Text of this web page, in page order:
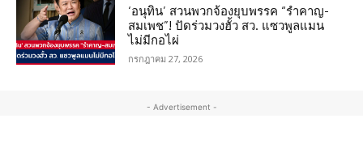
‘อนุทิน’ สวนพวกจ้องยุบพรรค “รำคาญ-
สมเพช”! ปัดร่วมวงฮั้ว สว. แซวพูลแมน
ไม่มีกอไผ่
กรกฎาคม 27, 2026
- Advertisement -